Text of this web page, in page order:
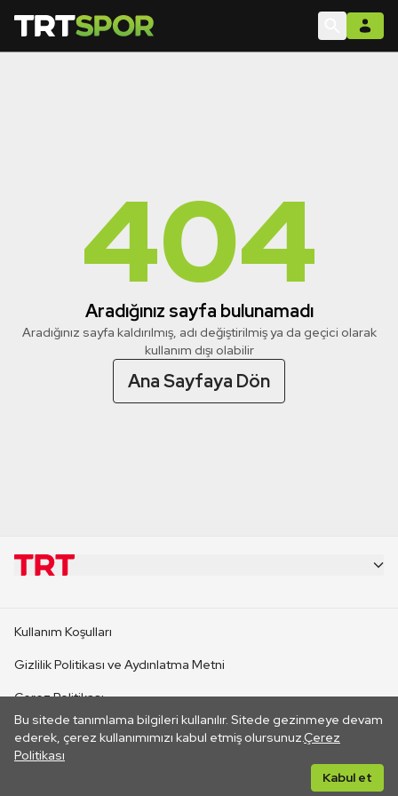
404
Aradığınız sayfa bulunamadı
Aradığınız sayfa kaldırılmış, adı değiştirilmiş ya da geçici olarak
kullanım dışı olabilir
Ana Sayfaya Dön
Bu sitede tanımlama bilgileri kullanılır. Sitede gezinmeye devam
ederek, çerez kullanımımızı kabul etmiş olursunuz.Çerez
Politikası
Kabul et
CANLI YAYINLAR
Kullanım Koşulları
Gizlilik Politikası ve Aydınlatma Metni
Çerez Politikası
İletişim
Her hakkı saklıdır. ©2026 TRT. Bağlantı yoluyla gidilen dış